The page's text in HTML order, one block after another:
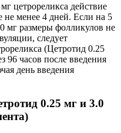
цетрореликса действие
не менее 4 дней. Если на 5
мг размеры фолликулов не
следует
(Цетротид 0.25
96 часов после введения
день введения
0.25 мг и 3.0